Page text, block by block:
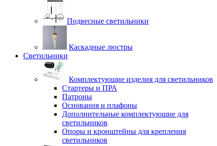
Подвесные светильники
Каскадные люстры
Светильники
Комплектующие изделия для светильников
Стартеры и ПРА
Патроны
Основания и плафоны
Дополнительные комплектующие для
светильников
Опоры и кронштейны для крепления
светильников